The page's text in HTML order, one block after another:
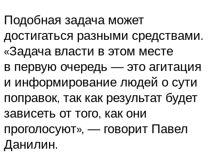
Подобная задача может
достигаться разными средствами.
«Задача власти в этом месте
в первую очередь — это агитация
и информирование людей о сути
поправок, так как результат будет
зависеть от того, как они
проголосуют», — говорит Павел
Данилин.